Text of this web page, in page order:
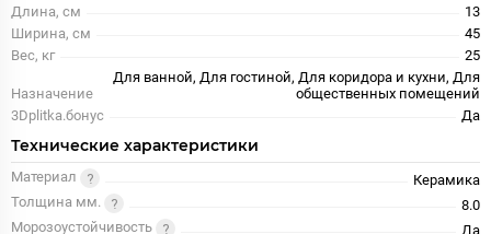
Длина, см
13
Ширина, см
45
Вес, кг
25
Назначение
Для ванной, Для гостиной, Для коридора и кухни, Для
общественных помещений
3Dplitka.бонус
Да
Технические характеристики
Материал
Керамика
Толщина мм.
8.0
Морозоустойчивость
Да